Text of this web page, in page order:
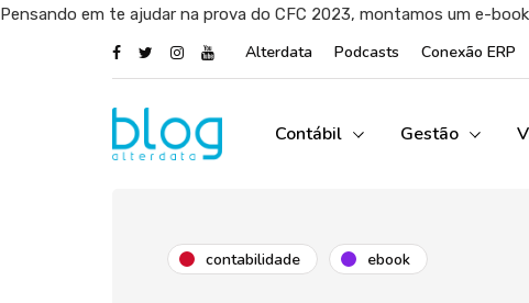
Pensando em te ajudar na prova do CFC 2023, montamos um e-
Alterdata Podcasts Conexão ERP
Contábil Gestão
contabilidade ebook